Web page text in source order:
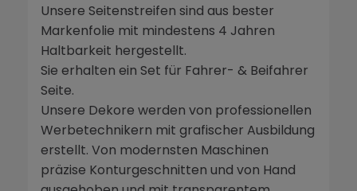
Unsere Seitenstreifen sind aus bester
Markenfolie mit mindestens 4 Jahren
Haltbarkeit hergestellt.
Sie erhalten ein Set für Fahrer- & Beifahrer
Seite.
Unsere Dekore werden von professionellen
Werbetechnikern mit grafischer Ausbildung
erstellt. Von modernsten Maschinen
präzise Konturgeschnitten und von Hand